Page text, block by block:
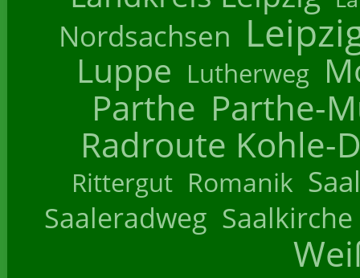
Nordsachsen
Luppe Lutherweg
Parthe Parthe-
Radroute Kohle-
Rittergut Romanik
Saaleradweg Saalkirche